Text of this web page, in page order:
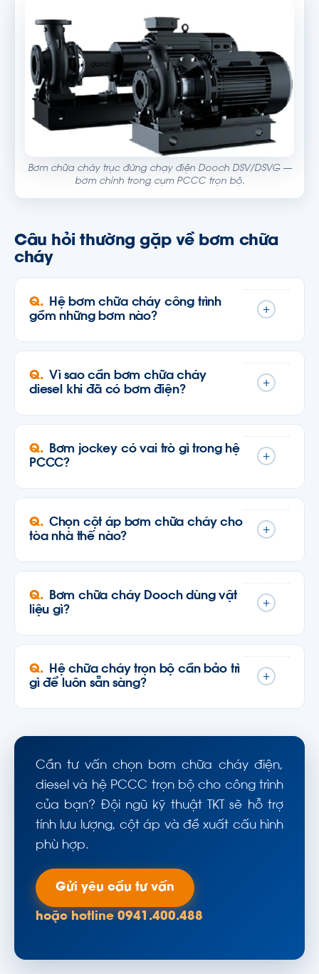
Bơm chữa cháy trục đứng chạy điện Dooch DSV/DSVG —
bơm chính trong cụm PCCC trọn bộ.
Câu hỏi thường gặp về bơm chữa
cháy
Hệ bơm chữa cháy công trình
gồm những bơm nào?
+
Vì sao cần bơm chữa cháy
diesel khi đã có bơm điện?
+
Bơm jockey có vai trò gì trong hệ
PCCC?
+
Chọn cột áp bơm chữa cháy cho
tòa nhà thế nào?
+
Bơm chữa cháy Dooch dùng vật
liệu gì?
+
Hệ chữa cháy trọn bộ cần bảo trì
gì để luôn sẵn sàng?
+
Cần tư vấn chọn bơm chữa cháy điện,
diesel và hệ PCCC trọn bộ cho công trình
của bạn? Đội ngũ kỹ thuật TKT sẽ hỗ trợ
tính lưu lượng, cột áp và đề xuất cấu hình
phù hợp.
Gửi yêu cầu tư vấn
hoặc hotline 0941.400.488